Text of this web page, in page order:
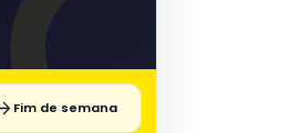
Fim de semana